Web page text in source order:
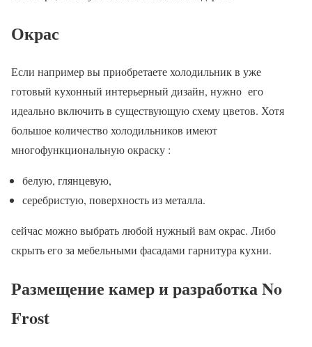
Окрас
Если например вы приобретаете холодильник в уже
готовый кухонный интерьерный дизайн, нужно его
идеально включить в существующую схему цветов. Хотя
большое количество холодильников имеют
многофункциональную окраску :
белую, глянцевую,
серебристую, поверхность из металла.
сейчас можно выбрать любой нужный вам окрас. Либо
скрыть его за мебельными фасадами гарнитура кухни.
Размещение камер и разработка No
Frost